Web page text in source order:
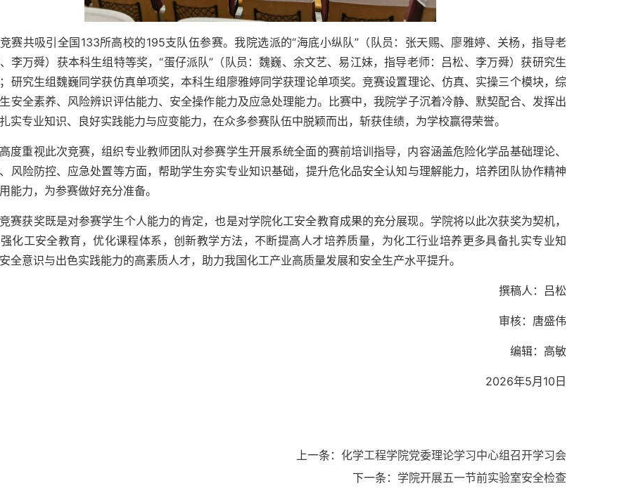
赛共吸引全国133所高校的195支队伍参赛。我院选派的“海底小纵队”（队员：张天赐、廖雅婷、关杨，指导老
李万舜）获本科生组特等奖，“蛋仔派队”（队员：魏巍、余文艺、易江妹，指导老师：吕松、李万舜）获研究生
研究生组魏巍同学获仿真单项奖，本科生组廖雅婷同学获理论单项奖。竞赛设置理论、仿真、实操三个模块，综
安全素养、风险辨识评估能力、安全操作能力及应急处理能力。比赛中，我院学子沉着冷静、默契配合、发挥出
实专业知识、良好实践能力与应变能力，在众多参赛队伍中脱颖而出，斩获佳绩，为学校赢得荣誉。
度重视此次竞赛，组织专业教师团队对参赛学生开展系统全面的赛前培训指导，内容涵盖危险化学品基础理论、
风险防控、应急处置等方面，帮助学生夯实专业知识基础，提升危化品安全认知与理解能力，培养团队协作精神
能力，为参赛做好充分准备。
赛获奖既是对参赛学生个人能力的肯定，也是对学院化工安全教育成果的充分展现。学院将以此次获奖为契机，
化工安全教育，优化课程体系，创新教学方法，不断提高人才培养质量，为化工行业培养更多具备扎实专业知
全意识与出色实践能力的高素质人才，助力我国化工产业高质量发展和安全生产水平提升。
撰稿人：吕松
审核：唐盛伟
编辑：高敏
2026年5月10日
上一条： 化学工程学院党委理论学习中心组召开学习会
下一条： 学院开展五一节前实验室安全检查